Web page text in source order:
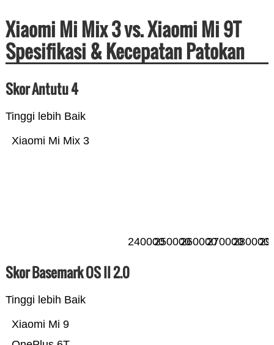
Xiaomi Mi Mix 3 vs. Xiaomi Mi 9T
Spesifikasi & Kecepatan Patokan
Skor Antutu 4
Tinggi lebih Baik
Xiaomi Mi Mix 3
240000250000260000270000280000
Skor Basemark OS II 2.0
Tinggi lebih Baik
Xiaomi Mi 9